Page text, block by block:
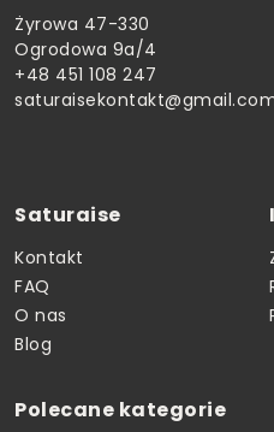
Żyrowa 47-330
Ogrodowa 9a/4
+48 451 108 247
Saturaise
Kontakt
FAQ
O nas
Blog
Polecane kategorie